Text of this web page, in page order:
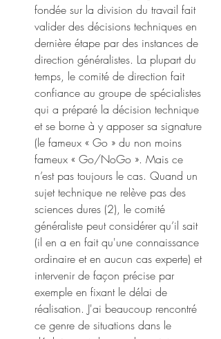
fondée sur la division du travail fait
valider des décisions techniques en
dernière étape par des instances de
direction généralistes. La plupart du
temps, le comité de direction fait
confiance au groupe de spécialistes
qui a préparé la décision technique
et se borne à y apposer sa signature
(le fameux « Go » du non moins
fameux « Go/NoGo ». Mais ce
n’est pas toujours le cas. Quand un
sujet technique ne relève pas des
sciences dures (2), le comité
généraliste peut considérer qu’il sait
(il en a en fait qu'une connaissance
ordinaire et en aucun cas experte) et
intervenir de façon précise par
exemple en fixant le délai de
réalisation. J'ai beaucoup rencontré
ce genre de situations dans le